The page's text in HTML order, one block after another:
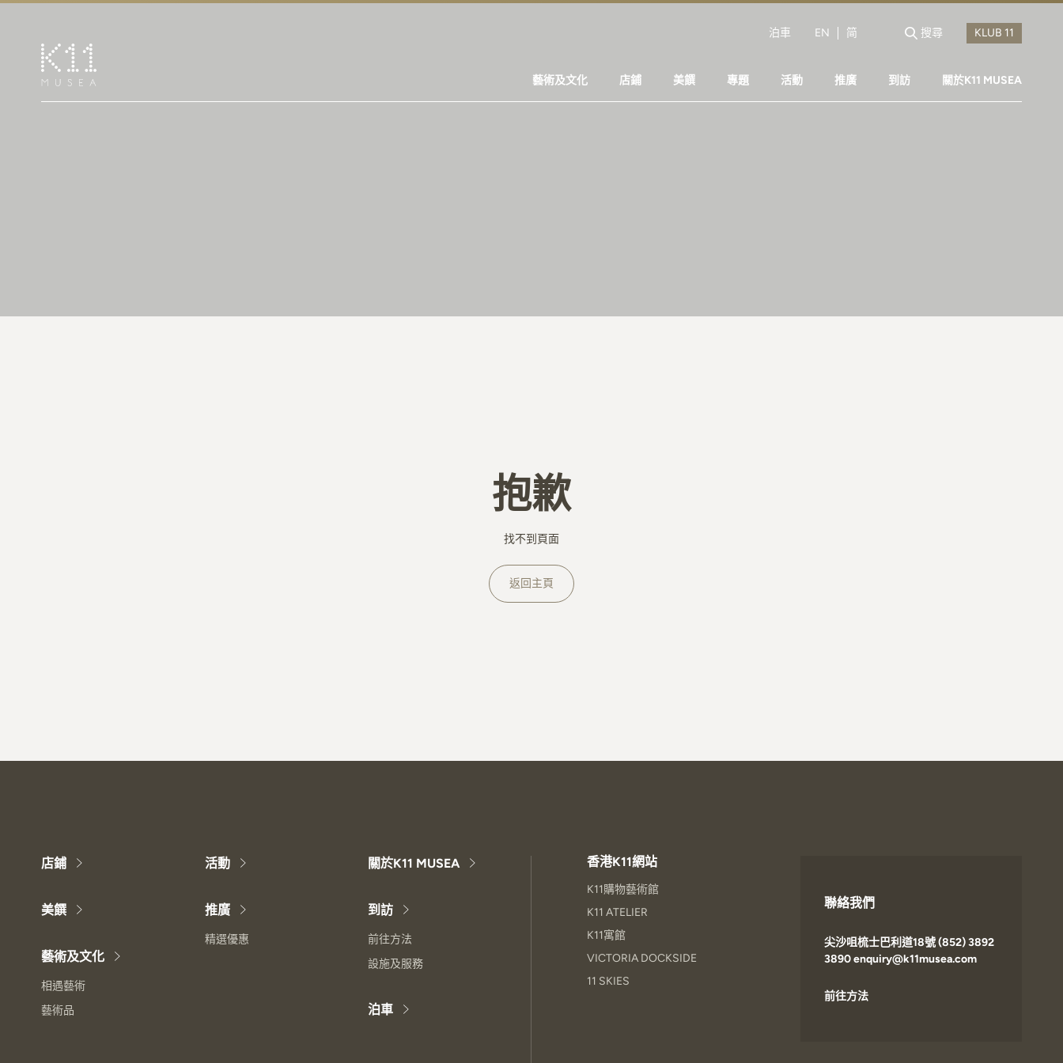
泊車 EN 简 搜尋
藝術及文化 店鋪 美饌 專題 活動 推廣 到訪 關於K11 MUSEA
抱歉
找不到頁面
返回主頁
店鋪
美饌
藝術及文化
相遇藝術
藝術品
活動
推廣
精選優惠
關於K11 MUSEA
到訪
前往方法
設施及服務
泊車
香港K11網站
K11購物藝術館
K11 ATELIER
K11寓館
VICTORIA DOCKSIDE
11 SKIES
聯絡我們
尖沙咀梳士巴利道18號 (852) 3892
3890 enquiry@k11musea.com
前往方法